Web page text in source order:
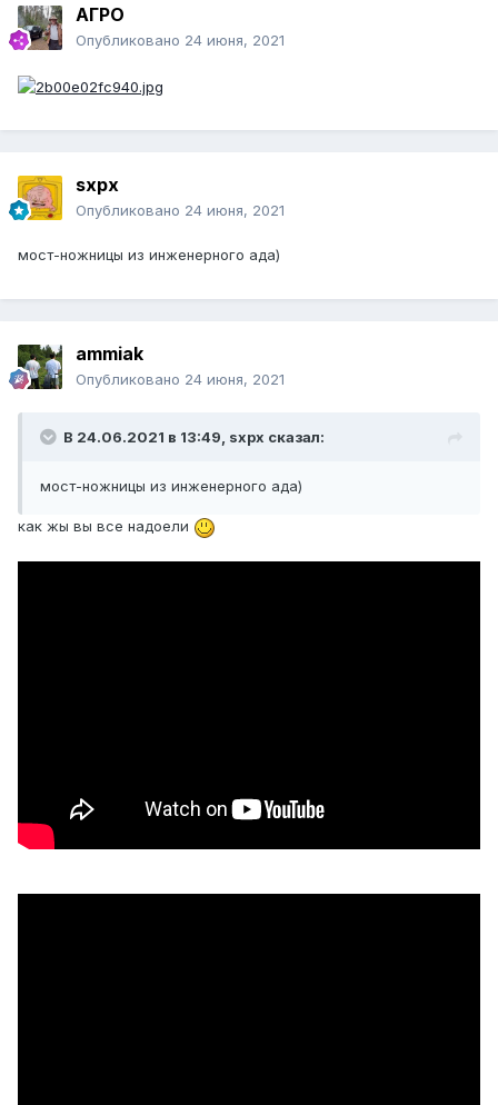
АГРО
Опубликовано 24 июня, 2021
sxpx
Опубликовано 24 июня, 2021
мост-ножницы из инженерного ада)
ammiak
Опубликовано 24 июня, 2021
В 24.06.2021 в 13:49, sxpx сказал:
мост-ножницы из инженерного ада)
как жы вы все надоели